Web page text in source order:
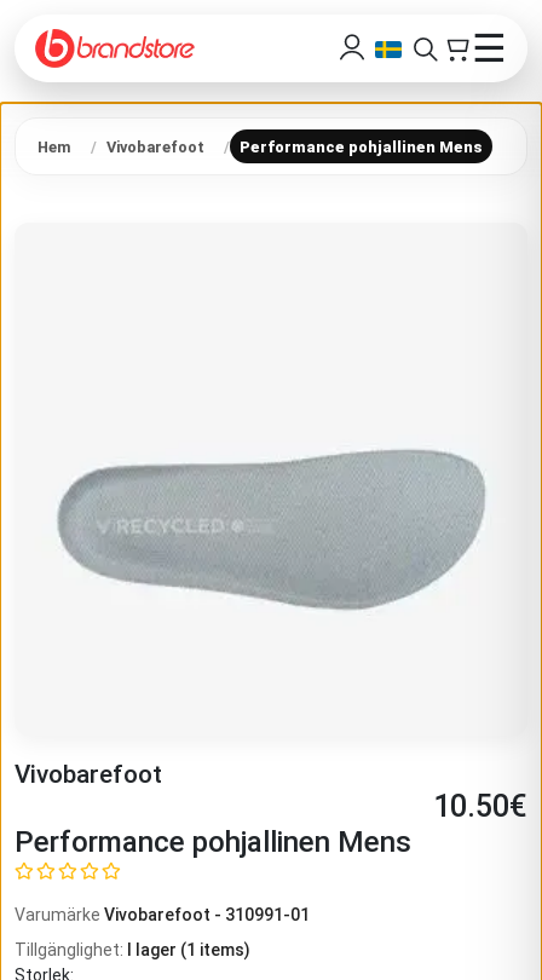
☰
Hem Vivobarefoot Performance pohjallinen Mens
Vivobarefoot
10.50€
Performance pohjallinen Mens
Varumärke Vivobarefoot - 310991-01
Tillgänglighet: I lager (1 items)
Storlek: